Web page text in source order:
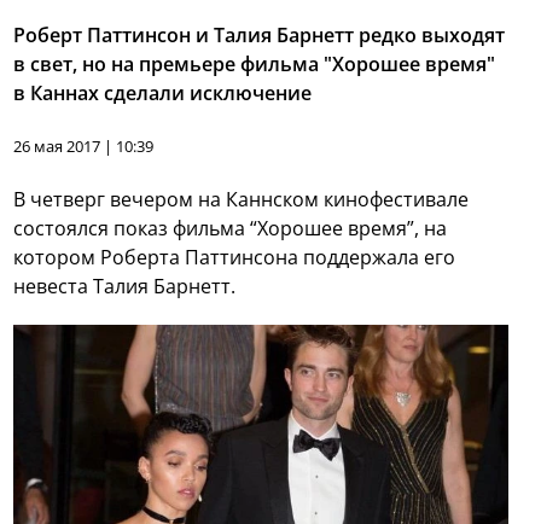
Роберт Паттинсон и Талия Барнетт редко выходят
в свет, но на премьере фильма "Хорошее время"
в Каннах сделали исключение
26 мая 2017 | 10:39
В четверг вечером на Каннском кинофестивале
состоялся показ фильма “Хорошее время”, на
котором Роберта Паттинсона поддержала его
невеста Талия Барнетт.